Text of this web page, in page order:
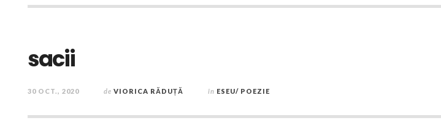
sacii
30 OCT., 2020 de VIORICA RĂDUȚĂ în ESEU/ POEZIE